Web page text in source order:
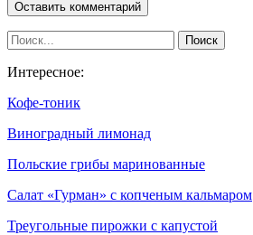
Интересное:
Кофе-тоник
Виноградный лимонад
Польские грибы маринованные
Салат «Гурман» с копченым кальмаром
Треугольные пирожки с капустой